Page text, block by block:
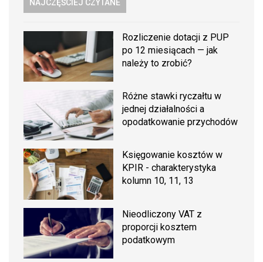
NAJCZĘŚCIEJ CZYTANE
Rozliczenie dotacji z PUP
po 12 miesiącach — jak
należy to zrobić?
Różne stawki ryczałtu w
jednej działalności a
opodatkowanie przychodów
Księgowanie kosztów w
KPIR - charakterystyka
kolumn 10, 11, 13
Nieodliczony VAT z
proporcji kosztem
podatkowym